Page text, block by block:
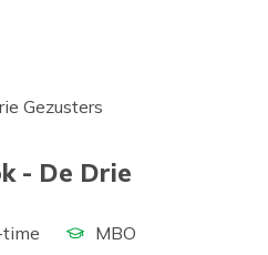
Gezusters
- De Drie
time Opleidingsniveau
MBO